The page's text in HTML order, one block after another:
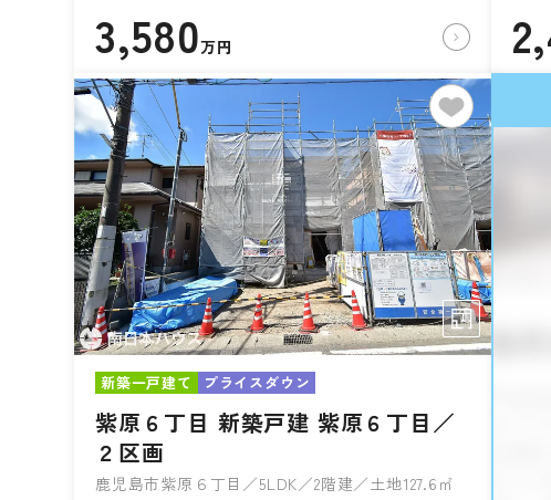
3,580万円
新築一戸建て プライスダウン
紫原６丁目 新築戸建 紫原６丁目／
２区画
鹿児島市紫原６丁目／5LDK／2階建／土地127.6㎡